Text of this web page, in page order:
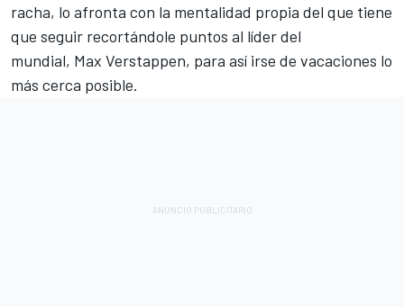
racha, lo afronta con la mentalidad propia del que tiene
que seguir recortándole puntos al líder del
mundial, Max Verstappen, para así irse de vacaciones lo
más cerca posible.